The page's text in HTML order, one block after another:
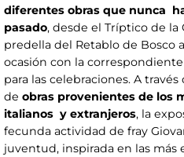
diferentes obras que nunca
pasado, desde el Tríptico de la
predella del Retablo de Bosco
ocasión con la
para las celebraciones. A
de obras provenientes de los
italianos y extranjeros, la
fecunda actividad de fray
juventud, inspirada en las más